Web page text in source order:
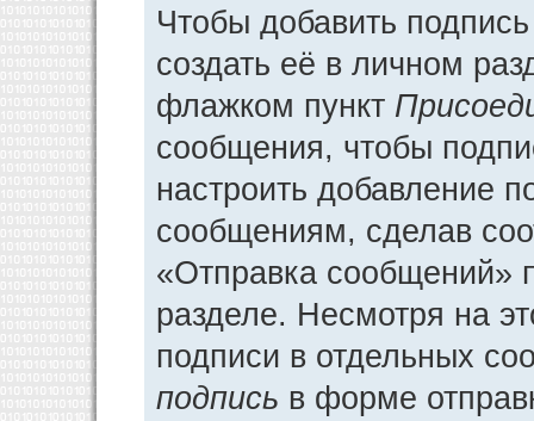
Чтобы добавить
создать её в личном
флажком пункт
сообщения, чтобы
настроить добавление
сообщениям, сделав
«Отправка сообщений»
разделе. Несмотря на
подписи в отдельных
подпись в форме